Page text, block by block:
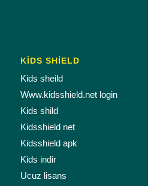
KİDS SHİELD
Kids sheild
Www.kidsshield.net login
Kids shild
Kidsshield net
Kidsshield apk
Kids indir
Ucuz lisans